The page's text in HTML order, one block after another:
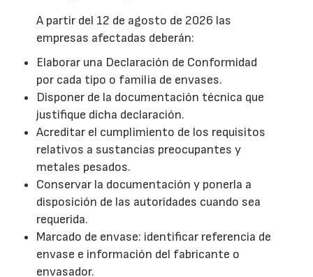
A partir del 12 de agosto de 2026 las
empresas afectadas deberán:
Elaborar una Declaración de Conformidad
por cada tipo o familia de envases.
Disponer de la documentación técnica que
justifique dicha declaración.
Acreditar el cumplimiento de los requisitos
relativos a sustancias preocupantes y
metales pesados.
Conservar la documentación y ponerla a
disposición de las autoridades cuando sea
requerida.
Marcado de envase: identificar referencia de
envase e información del fabricante o
envasador.